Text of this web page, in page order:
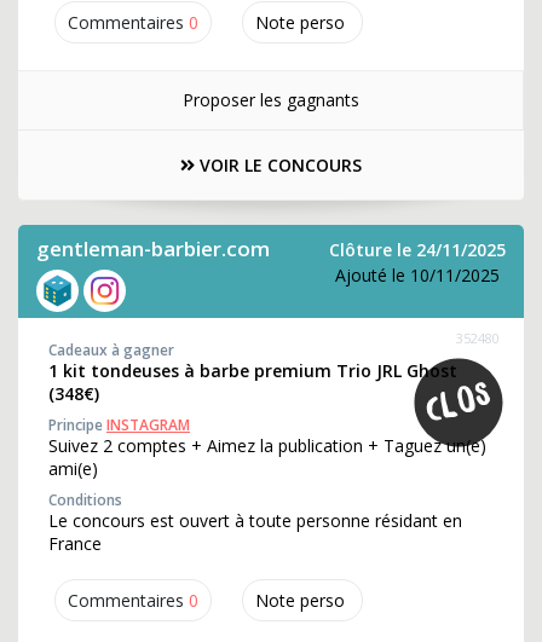
Commentaires 0 Note perso
Proposer les gagnants
VOIR LE CONCOURS
gentleman-barbier.com
Clôture le 24/11/2025
Ajouté le 10/11/2025
Commentaires 0 Note perso
352480
Cadeaux à gagner
1 kit tondeuses à barbe premium Trio JRL Ghost
(348€)
PrincipeINSTAGRAM
Suivez 2 comptes + Aimez la publication + Taguez un(e)
ami(e)
Conditions
Le concours est ouvert à toute personne résidant en
France